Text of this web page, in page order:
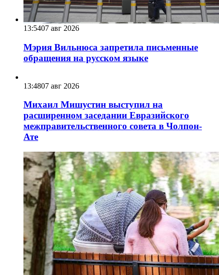
13:5407 авг 2026
Мэрия Вильнюса запретила письменные
обращения на русском языке
13:4807 авг 2026
Михаил Мишустин выступил на
расширенном заседании Евразийского
межправительственного совета в Чолпон-
Ате